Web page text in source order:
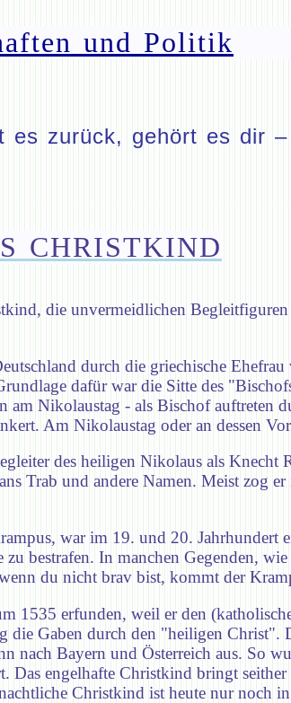
und Politik
es zurück, gehört es dir
CHRISTKIND
die unvermeidlichen
durch die griechische
dafür war die Sitte des
am Nikolaustag - als Bischof auftreten
Am Nikolaustag oder an dessen
des heiligen Nikolaus als Knecht
Trab und andere Namen. Meist zog
war im 19. und 20. Jahrhundert
bestrafen. In manchen Gegenden,
du nicht brav bist, kommt der
1535 erfunden, weil er den
die Gaben durch den "heiligen Christ".
nach Bayern und Österreich aus. So
engelhafte Christkind bringt
Christkind ist heute nur noch